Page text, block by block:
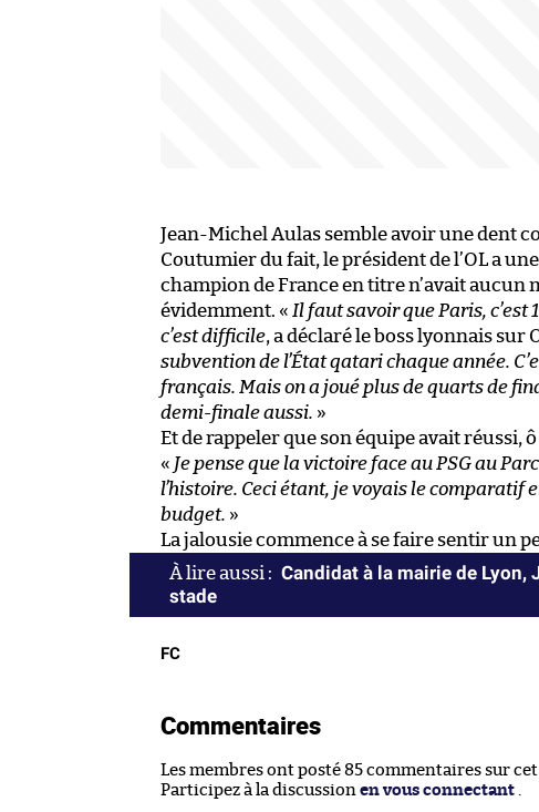
Jean-Michel Aulas semble avoir une dent
Coutumier du fait, le président de l’OL a
champion de France en titre n’avait
évidemment. « Il faut savoir que Paris, c’est
c’est difficile, a déclaré le boss lyonnais sur
subvention de l’État qatari chaque année.
français. Mais on a joué plus de quarts de
demi-finale aussi. »
Et de rappeler que son équipe avait réussi,
« Je pense que la victoire face au PSG au
l’histoire. Ceci étant, je voyais le comparatif
budget. »
La jalousie commence à se faire sentir un
Candidat à la mairie de
stade
FC
Commentaires
Les membres ont posté 85 commentaires sur
Participez à la discussion en vous connectant .